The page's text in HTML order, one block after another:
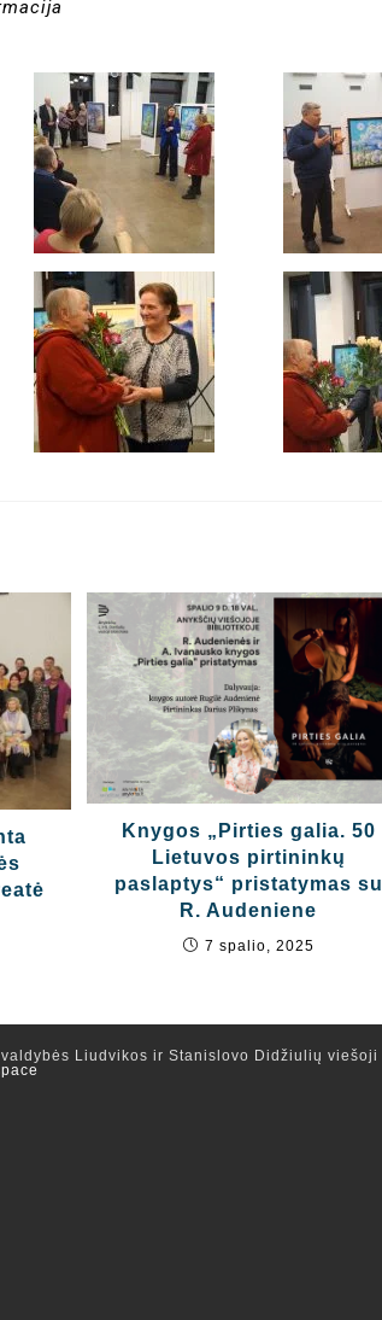
Knygos „Pirties galia. 50
Lietuvos pirtininkų
paslaptys“ pristatymas su
R. Audeniene
7 spalio, 2025
Liudvikos ir Stanislovo Didžiulių viešoji